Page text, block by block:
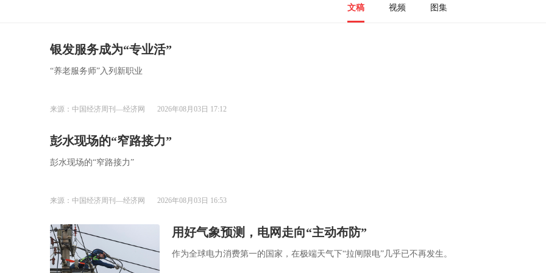
文稿 视频 图集
银发服务成为“专业活”
​“养老服务师”入列新职业
来源：中国经济周刊—经济网 2026年08月03日 17:12
彭水现场的“窄路接力”
彭水现场的“窄路接力”
来源：中国经济周刊—经济网 2026年08月03日 16:53
用好气象预测，电网走向“主动布防”
作为全球电力消费第一的国家，在极端天气下“拉闸限电”几乎已不再发生。